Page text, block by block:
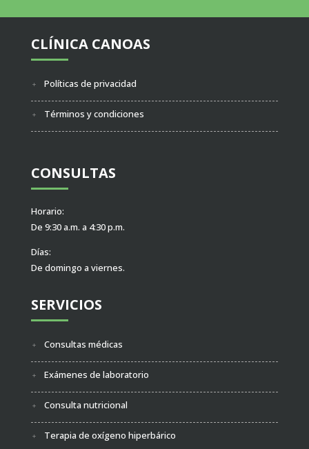
CLÍNICA CANOAS
Políticas de privacidad
Términos y condiciones
CONSULTAS
Horario:
De 9:30 a.m. a 4:30 p.m.
Días:
De domingo a viernes.
SERVICIOS
Consultas médicas
Exámenes de laboratorio
Consulta nutricional
Terapia de oxígeno hiperbárico